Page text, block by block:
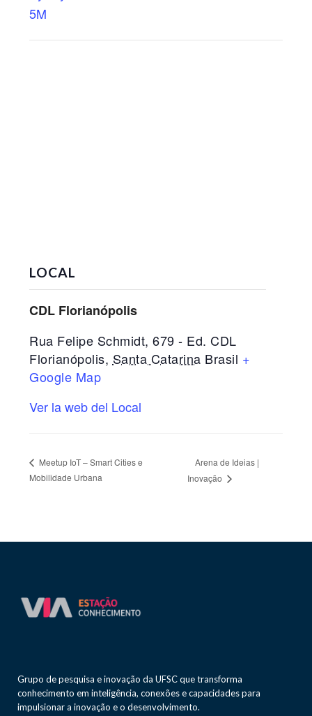
5M
LOCAL
CDL Florianópolis
Rua Felipe Schmidt, 679 - Ed. CDL
Florianópolis, Santa Catarina Brasil +
Google Map
Ver la web del Local
Meetup IoT – Smart Cities e
Mobilidade Urbana
Arena de Ideias |
Inovação
Grupo de pesquisa e inovação da UFSC que transforma
conhecimento em inteligência, conexões e capacidades para
impulsionar a inovação e o desenvolvimento.